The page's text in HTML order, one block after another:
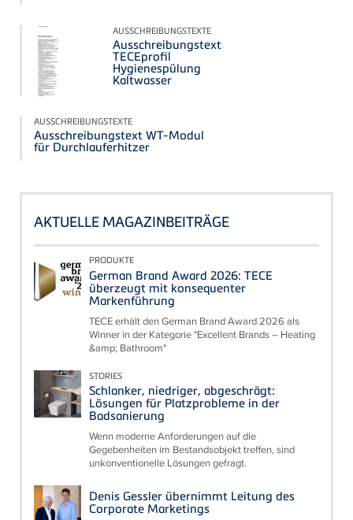
AUSSCHREIBUNGSTEXTE
Ausschreibungstext
TECEprofil
Hygienespülung
Kaltwasser
AUSSCHREIBUNGSTEXTE
Ausschreibungstext WT-Modul
für Durchlauferhitzer
AKTUELLE MAGAZINBEITRÄGE
PRODUKTE
German Brand Award 2026: TECE
überzeugt mit konsequenter
Markenführung
TECE erhält den German Brand Award 2026 als
Winner in der Kategorie "Excellent Brands – Heating
&amp; Bathroom"
STORIES
Schlanker, niedriger, abgeschrägt:
Lösungen für Platzprobleme in der
Badsanierung
Wenn moderne Anforderungen auf die
Gegebenheiten im Bestandsobjekt treffen, sind
unkonventionelle Lösungen gefragt.
Denis Gessler übernimmt Leitung des
Corporate Marketings